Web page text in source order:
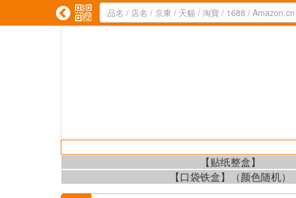
 
【贴纸整盒】
【口袋铁盒】（颜色随机）